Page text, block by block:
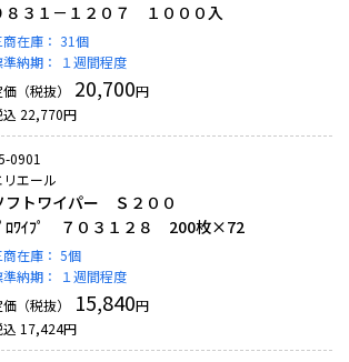
８３１－１２０７ １０００入
商在庫： 31個
納期：
１週間程度
（税抜）
20,700円
22,770円
0901
リエール
フトワイパー Ｓ２００
ﾛﾜｲﾌﾟ ７０３１２８ 200枚×72
商在庫： 5個
納期：
１週間程度
（税抜）
15,840円
17,424円